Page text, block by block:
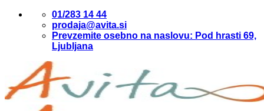
Skoči
01/283 14 44
prodaja@avita.si
Prevzemite osebno na naslovu: Pod hrasti 69,
Ljubljana